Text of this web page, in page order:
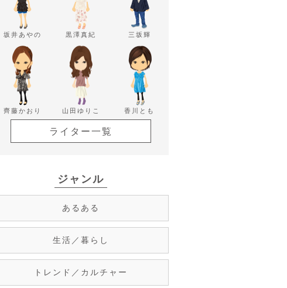
坂井あやの 黒澤真紀 三坂輝
齊藤かおり 山田ゆりこ 香川とも
ライター一覧
ジャンル
あるある
生活／暮らし
トレンド／カルチャー